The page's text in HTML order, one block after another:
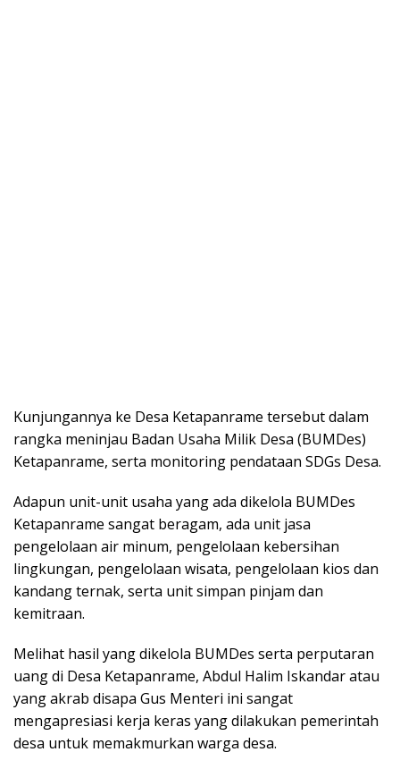
Kunjungannya ke Desa Ketapanrame tersebut dalam
rangka meninjau Badan Usaha Milik Desa (BUMDes)
Ketapanrame, serta monitoring pendataan SDGs Desa.
Adapun unit-unit usaha yang ada dikelola BUMDes
Ketapanrame sangat beragam, ada unit jasa
pengelolaan air minum, pengelolaan kebersihan
lingkungan, pengelolaan wisata, pengelolaan kios dan
kandang ternak, serta unit simpan pinjam dan
kemitraan.
Melihat hasil yang dikelola BUMDes serta perputaran
uang di Desa Ketapanrame, Abdul Halim Iskandar atau
yang akrab disapa Gus Menteri ini sangat
mengapresiasi kerja keras yang dilakukan pemerintah
desa untuk memakmurkan warga desa.